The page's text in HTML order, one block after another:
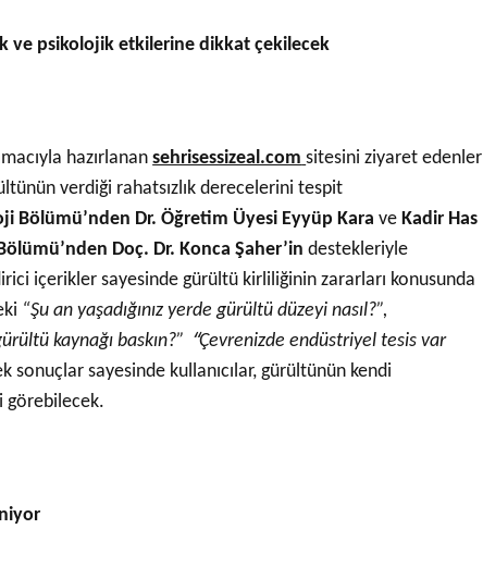
ve psikolojik etkilerine dikkat çekilecek
hazırlanansehrisessizeal.com sitesini ziyaret edenler
verdiği rahatsızlık derecelerini tespit
Bölümü’nden Dr. Öğretim Üyesi Eyyüp Kara ve Kadir Has
Doç. Dr. Konca Şaher’indestekleriyle
içerikler sayesinde gürültü kirliliğinin zararları konusunda
“Şu an yaşadığınız yerde gürültü düzeyi nasıl?”,
kaynağı baskın?” “Çevrenizde endüstriyel tesis var
sonuçlar sayesinde kullanıcılar, gürültünün kendi
görebilecek.